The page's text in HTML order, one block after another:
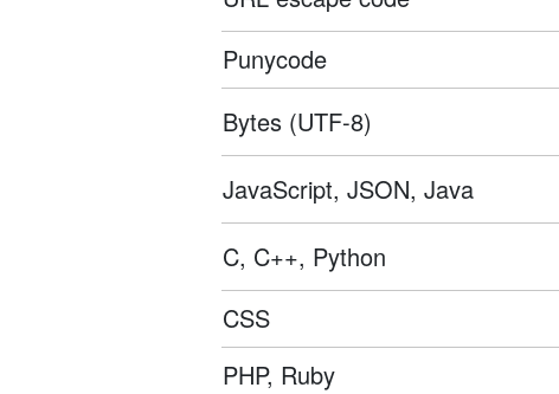
Punycode
Bytes (UTF-8)
JavaScript, JSON, Java
C, C++, Python
CSS
PHP, Ruby